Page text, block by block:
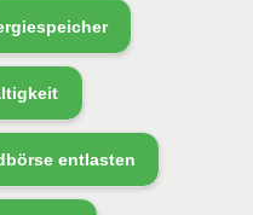
entlasten